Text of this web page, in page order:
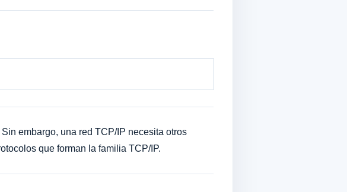
embargo, una red TCP/IP necesita otros
que forman la familia TCP/IP.